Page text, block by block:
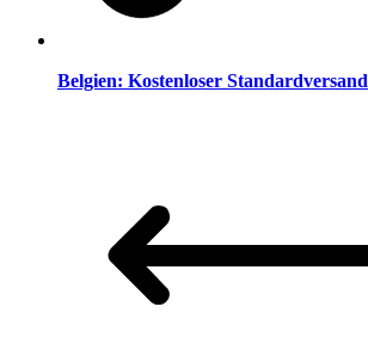
Belgien: Kostenloser Standardversand